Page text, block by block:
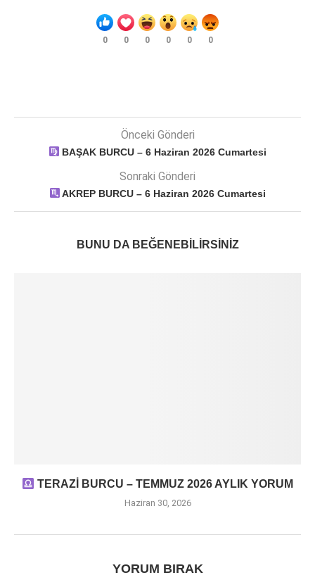
0 0 0 0 0 0
Önceki Gönderi
BAŞAK BURCU – 6 Haziran 2026 Cumartesi
Sonraki Gönderi
AKREP BURCU – 6 Haziran 2026 Cumartesi
BUNU DA BEĞENEBILIRSINIZ
TERAZİ BURCU – TEMMUZ 2026 AYLIK YORUM
Haziran 30, 2026
YORUM BIRAK